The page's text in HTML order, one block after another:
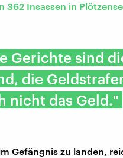
362 Insassen in
Gerichte sind
die
nicht das Geld."
Gefängnis zu landen,